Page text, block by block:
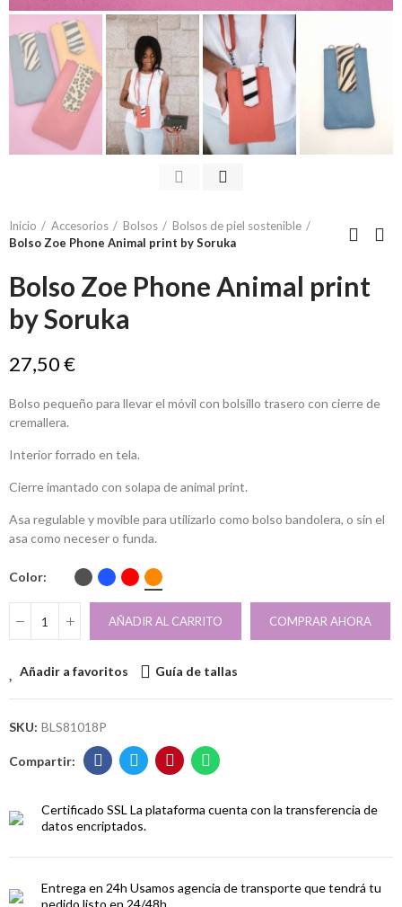
Inicio Accesorios Bolsos
Bolsos de piel sostenible
Bolso Zoe Phone Animal print by Soruka
Bolso Zoe Phone Animal print
by Soruka
27,50 €
Bolso pequeño para llevar el móvil con bolsillo trasero con cierre de
cremallera.
Interior forrado en tela.
Cierre imantado con solapa de animal print.
Asa regulable y movible para utilizarlo como bolso bandolera, o sin el
asa como neceser o funda.
Color
AÑADIR AL CARRITO COMPRAR AHORA
Añadir a favoritos Guía de tallas
SKU: BLS81018P
Certificado SSL La plataforma cuenta con la transferencia de
datos encriptados.
Entrega en 24h Usamos agencia de transporte que tendrá tu
pedido listo en 24/48h